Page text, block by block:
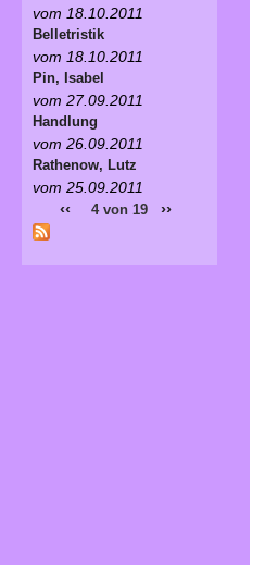
vom 18.10.2011
Belletristik
vom 18.10.2011
Pin, Isabel
vom 27.09.2011
Handlung
vom 26.09.2011
Rathenow, Lutz
vom 25.09.2011
‹‹ 4 von 19 ››